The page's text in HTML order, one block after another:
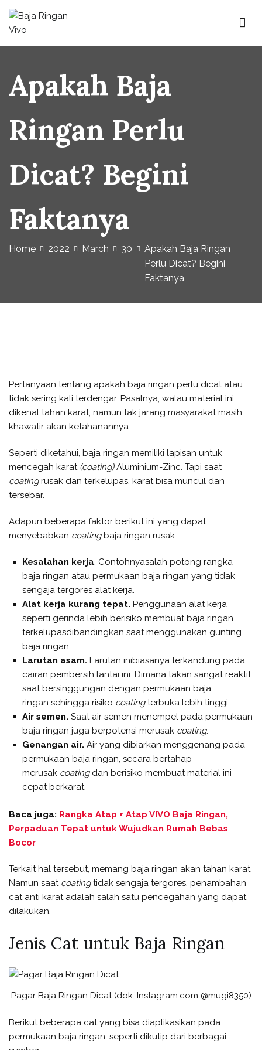
Skip
content
Baja Ringan Vivo
Website Baja Ringan Vivo
Apakah Baja
Ringan Perlu
Dicat? Begini
Faktanya
Home 2022 March 30
Apakah Baja Ringan
Perlu Dicat? Begini
Faktanya
Pertanyaan tentang apakah baja ringan perlu dicat atau
tidak sering kali terdengar. Pasalnya, walau material ini
dikenal tahan karat, namun tak jarang masyarakat masih
khawatir akan ketahanannya.
Seperti diketahui, baja ringan memiliki lapisan untuk
mencegah karat (coating)Aluminium-Zinc. Tapi saat
coatingrusak dan terkelupas, karat bisa muncul dan
tersebar.
Adapun beberapa faktor berikut ini yang dapat
menyebabkan coatingbaja ringan rusak.
Kesalahan kerja . Contohnyasalah potong rangka
baja ringan atau permukaan baja ringan yang tidak
sengaja tergores alat kerja.
Alat kerja kurang tepat.Penggunaan alat kerja
seperti gerinda lebih berisiko membuat baja ringan
terkelupasdibandingkan saat menggunakan gunting
baja ringan.
Larutan asam.Larutan inibiasanya terkandung pada
cairan pembersih lantai ini. Dimana takan sangat reaktif
saat bersinggungan dengan permukaan baja
ringan sehingga risiko coatingterbuka lebih tinggi.
Air semen.Saat air semen menempel pada permukaan
baja ringan juga berpotensi merusak coating.
Genangan air.Air yang dibiarkan menggenang pada
permukaan baja ringan, secara bertahap
merusak coating dan berisiko membuat material ini
cepat berkarat.
Baca juga: Rangka Atap + Atap VIVO Baja Ringan,
Perpaduan Tepat untuk Wujudkan Rumah Bebas
Bocor
Terkait hal tersebut, memang baja ringan akan tahan karat.
Namun saat coatingtidak sengaja tergores, penambahan
cat anti karat adalah salah satu pencegahan yang dapat
dilakukan.
Jenis Cat untuk Baja Ringan
Pagar Baja Ringan Dicat (dok. Instagram.com @mugi8350)
Berikut beberapa cat yang bisa diaplikasikan pada
permukaan baja ringan, seperti dikutip dari berbagai